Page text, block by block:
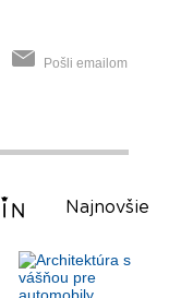
Pošli emailom
Najnovšie